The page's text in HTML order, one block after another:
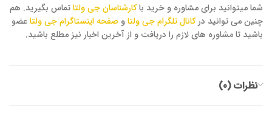
شما میتوانید برای مشاوره و خرید باکارشناسان جی ولتاتماس بگیرید. هم
چنین می توانید درکانال تلگرام جی ولتاو صفحه اینستاگرام جی ولتاعضو
باشید تا مشاوره های لازم را دریافت و از آخرین اخبار نیز مطلع باشید.
نظرات (0)